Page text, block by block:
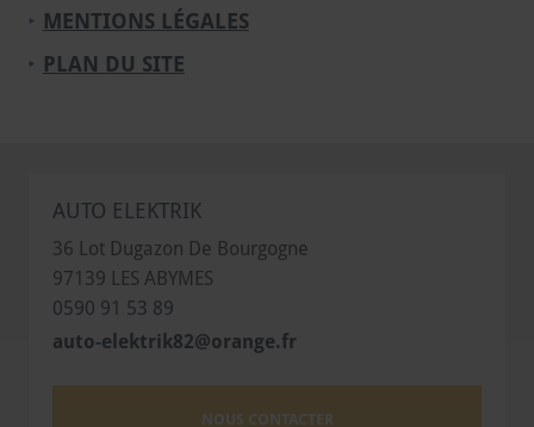
MENTIONS LÉGALES
PLAN DU SITE
AUTO ELEKTRIK
36 Lot Dugazon De Bourgogne
97139 LES ABYMES
0590 91 53 89
auto-elektrik82@orange.fr
NOUS CONTACTER